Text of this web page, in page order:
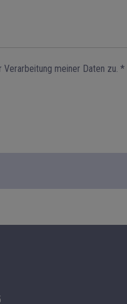
Verarbeitung meiner Daten zu. *